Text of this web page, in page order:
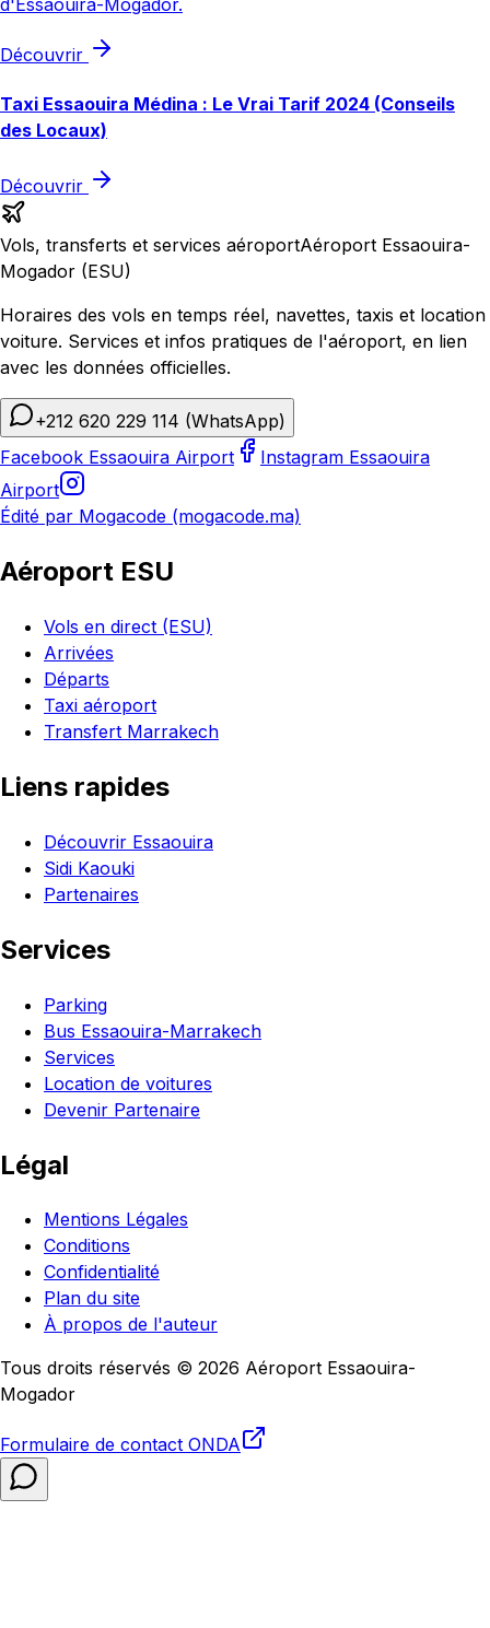
Découvrir
Taxi Essaouira Médina : Le Vrai Tarif 2024 (Conseils
des Locaux)
Découvrir
Vols, transferts et services aéroportAéroport Essaouira-
Mogador (ESU)
Horaires des vols en temps réel, navettes, taxis et location
voiture. Services et infos pratiques de l'aéroport, en lien
avec les données officielles.
+212 620 229 114 (WhatsApp)
Facebook Essaouira Airport
Instagram Essaouira
Airport
Édité par Mogacode (mogacode.ma)
Aéroport ESU
Vols en direct (ESU)
Arrivées
Départs
Taxi aéroport
Transfert Marrakech
Liens rapides
Découvrir Essaouira
Sidi Kaouki
Partenaires
Services
Parking
Bus Essaouira-Marrakech
Services
Location de voitures
Devenir Partenaire
Légal
Mentions Légales
Conditions
Confidentialité
Plan du site
À propos de l'auteur
Tous droits réservés © 2026 Aéroport Essaouira-
Mogador
Formulaire de contact ONDA